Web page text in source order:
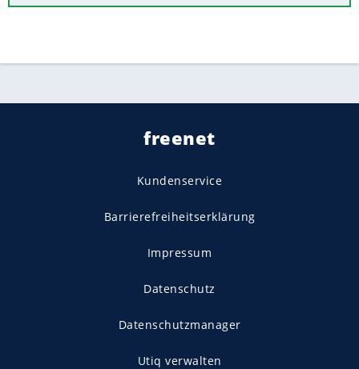
freenet
Kundenservice
Barrierefreiheitserklärung
Impressum
Datenschutz
Datenschutzmanager
Utiq verwalten